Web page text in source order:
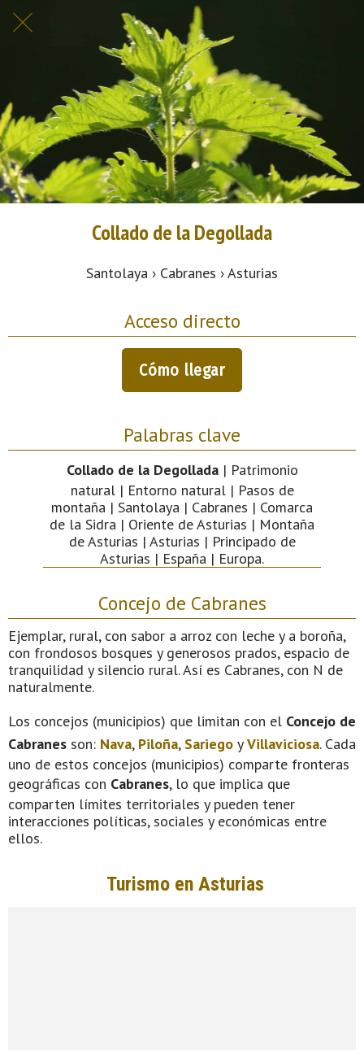
Collado de la Degollada
Santolaya › Cabranes › Asturias
Acceso directo
Cómo llegar
Palabras clave
Collado de la Degollada| Patrimonio
natural | Entorno natural | Pasos de
montaña | Santolaya | Cabranes | Comarca
de la Sidra | Oriente de Asturias | Montaña
de Asturias | Asturias | Principado de
Asturias | España | Europa.
Concejo de Cabranes
Ejemplar, rural, con sabor a arroz con leche y a boroña,
con frondosos bosques y generosos prados, espacio de
tranquilidad y silencio rural. Así es Cabranes, con N de
naturalmente.
Los concejos (municipios) que limitan con el Concejo de
Cabranes son: Nava, Piloña, Sariego yVillaviciosa. Cada
uno de estos concejos (municipios) comparte fronteras
geográficas con Cabranes, lo que implica que
comparten límites territoriales y pueden tener
interacciones políticas, sociales y económicas entre
ellos.